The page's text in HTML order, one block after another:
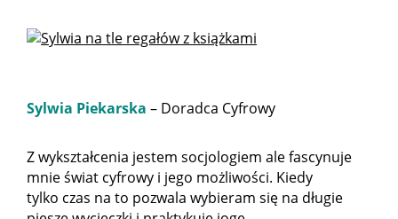
Sylwia Piekarska – Doradca Cyfrowy
Z wykształcenia jestem socjologiem ale fascynuje
mnie świat cyfrowy i jego możliwości. Kiedy
tylko czas na to pozwala wybieram się na długie